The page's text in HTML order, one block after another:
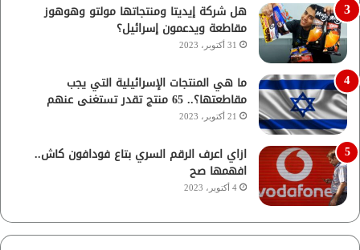
هل شركة إيديتا ومنتجاتها مولتو وهوهوز
مقاطعة ويدعمون إسرائيل؟
31 أكتوبر، 2023
ما هي المنتجات الإسرائيلية التي يجب
مقاطعتها؟.. 65 منتج تقدر تستغنى عنهم
21 أكتوبر، 2023
ازاي اعرف الرقم السري بتاع فودافون كاش..
افهمها صح
4 أكتوبر، 2023